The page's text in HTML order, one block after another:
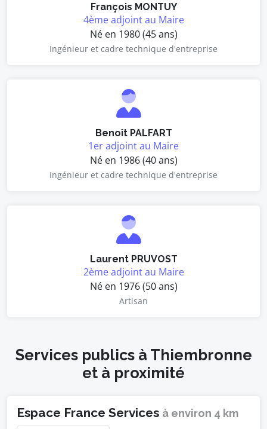
François MONTUY
4ème adjoint au Maire
Né en 1980 (45 ans)
Ingénieur et cadre technique d'entreprise
Benoît PALFART
1er adjoint au Maire
Né en 1986 (40 ans)
Ingénieur et cadre technique d'entreprise
Laurent PRUVOST
2ème adjoint au Maire
Né en 1976 (50 ans)
Artisan
Services publics à Thiembronne
et à proximité
Espace France Services à environ 4 km